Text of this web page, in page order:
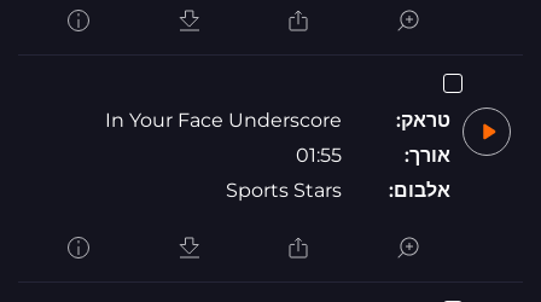
טראק:
In Your Face Underscore
אורך:
01:55
אלבום:
Sports Stars